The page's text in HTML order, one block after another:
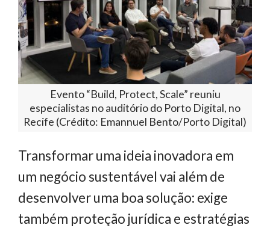
Evento “Build, Protect, Scale” reuniu
especialistas no auditório do Porto Digital, no
Recife (Crédito: Emannuel Bento/Porto Digital)
Transformar uma ideia inovadora em
um negócio sustentável vai além de
desenvolver uma boa solução: exige
também proteção jurídica e estratégias